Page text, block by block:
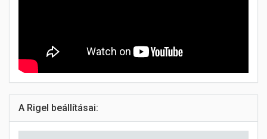
A Rigel beállításai: